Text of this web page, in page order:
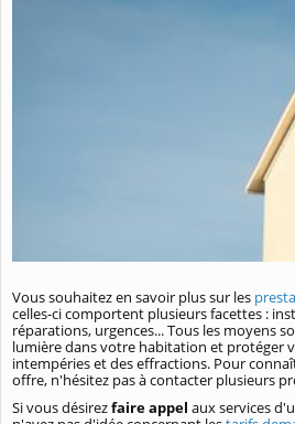
Vous souhaitez en savoir plus sur les
celles-ci comportent plusieurs facettes :
réparations, urgences... Tous les moyens
lumière dans votre habitation et protéger
intempéries et des effractions. Pour
offre, n'hésitez pas à contacter plusieurs
Si vous désirezfaire appel aux services